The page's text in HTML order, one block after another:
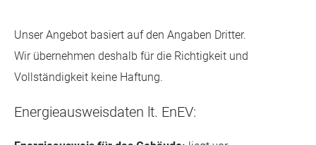
Unser Angebot basiert auf den Angaben Dritter.
Wir übernehmen deshalb für die Richtigkeit und
Vollständigkeit keine Haftung.
Energieausweisdaten lt. EnEV: